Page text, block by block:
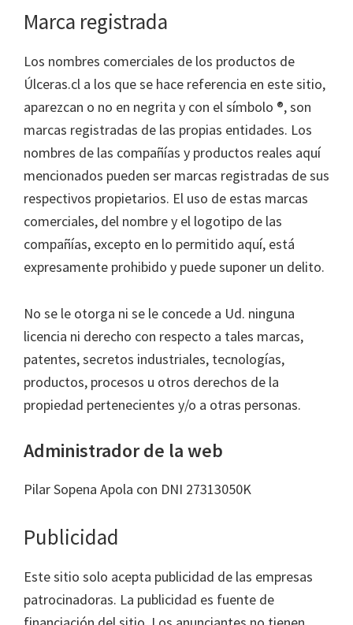
Marca registrada
Los nombres comerciales de los productos de
Úlceras.cl a los que se hace referencia en este sitio,
aparezcan o no en negrita y con el símbolo ®, son
marcas registradas de las propias entidades. Los
nombres de las compañías y productos reales aquí
mencionados pueden ser marcas registradas de sus
respectivos propietarios. El uso de estas marcas
comerciales, del nombre y el logotipo de las
compañías, excepto en lo permitido aquí, está
expresamente prohibido y puede suponer un delito.
No se le otorga ni se le concede a Ud. ninguna
licencia ni derecho con respecto a tales marcas,
patentes, secretos industriales, tecnologías,
productos, procesos u otros derechos de la
propiedad pertenecientes y/o a otras personas.
Administrador de la web
Pilar Sopena Apola con DNI 27313050K
Publicidad
Este sitio solo acepta publicidad de las empresas
patrocinadoras. La publicidad es fuente de